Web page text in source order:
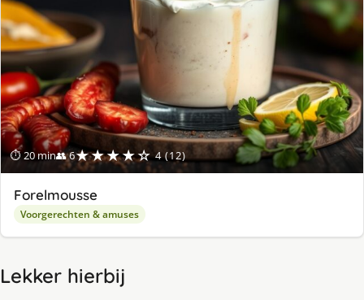
⏱ 20 min👥 6★★★★☆ 4 (12)
Forelmousse
Voorgerechten & amuses
Lekker hierbij